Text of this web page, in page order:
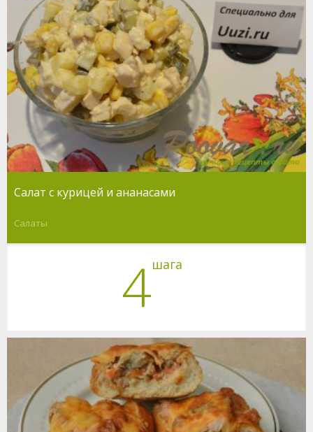
Салат с курицей и ананасами
Салаты
4шага